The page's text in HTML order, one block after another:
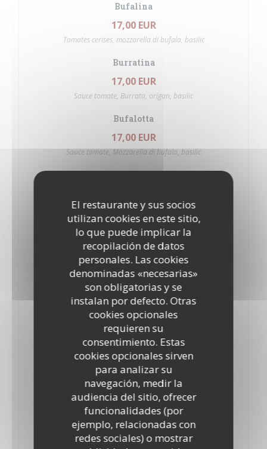
El restaurante y sus socios
utilizan cookies en este sitio,
lo que puede implicar la
recopilación de datos
personales. Las cookies
denominadas «necesarias»
son obligatorias y se
instalan por defecto. Otras
cookies opcionales
requieren su
consentimiento. Estas
cookies opcionales sirven
para analizar su
navegación, medir la
audiencia del sitio, ofrecer
funcionalidades (por
ejemplo, relacionadas con
redes sociales) o mostrar
Bufalina
17,00 EUR
Tomates cerises, mozzarella di bufala, basilic
Burratina
17,00 EUR
Sauce tomate, Burrata, origan, basilic
Bufalotta
17,00 EUR
Sauce tomate, Mozzarella di bufala, basilic
Mortazza
Mozzarella, mortadella, ricotta, éclats de pistaches et basilic
Primavera Parma
18,00 EUR
Tomates cerises, mozzarella di bufala, roquette, copeaux de
parmesan, jambon de parme
Valtellinese
19,00 EUR
Tomates cerises, mozzarella di bufala, roquette, copeaux de
parmesan, bresaola
Tartufata
21,00 EUR
Mozzarella di bufala, carpaccio de truffe noire et basilic
Supplément pour pizza 2 €
2,00 EUR